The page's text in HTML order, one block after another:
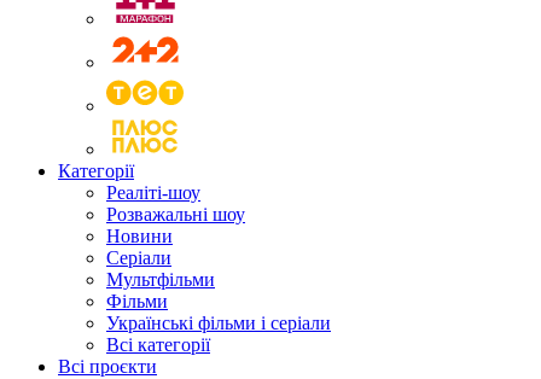
Категорії
Реаліті-шоу
Розважальні шоу
Новини
Серіали
Мультфільми
Фільми
Українські фільми і серіали
Всі категорії
Всі проєкти